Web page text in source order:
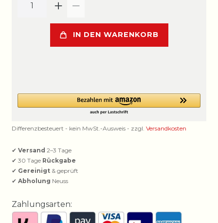
IN DEN WARENKORB
Differenzbesteuert - kein MwSt.-Ausweis - zzgl. Versandkosten
✔ Versand 2–3 Tage
✔ 30 Tage Rückgabe
✔ Gereinigt & geprüft
✔ Abholung Neuss
Zahlungsarten: